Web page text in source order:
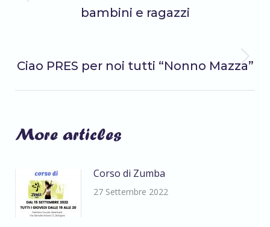
post
precedente:
bambini e ragazzi
Prossimo
Ciao PRES per noi tutti “Nonno Mazza”
More articles
Corso di Zumba
27 Settembre 2022